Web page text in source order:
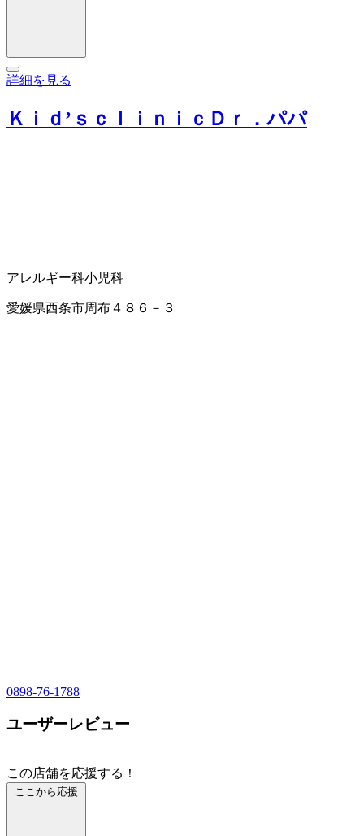
詳細を見る
Ｋｉｄ’ｓｃｌｉｎｉｃＤｒ．パパ
アレルギー科小児科
愛媛県西条市周布４８６－３
0898-76-1788
ユーザーレビュー
この店舗を応援する！
ここから応援